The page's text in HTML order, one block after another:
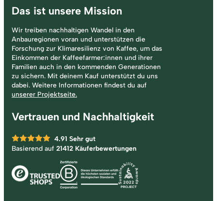
Das ist unsere Mission
Wir treiben nachhaltigen Wandel in den
Anbauregionen voran und unterstützen die
Forschung zur Klimaresilienz von Kaffee, um das
Einkommen der Kaffeefarmer:innen und ihrer
Familien auch in den kommenden Generationen
zu sichern. Mit deinem Kauf unterstützt du uns
dabei. Weitere Informationen findest du auf
unserer Projektseite.
Vertrauen und Nachhaltigkeit
4.91 Sehr gut
Basierend auf 21412 Käuferbewertungen